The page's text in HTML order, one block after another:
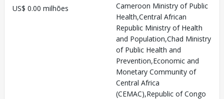
US$ 0.00 milhões
Cameroon Ministry of Public
Health,Central African
Republic Ministry of Health
and Population,Chad Ministry
of Public Health and
Prevention,Economic and
Monetary Community of
Central Africa
(CEMAC),Republic of Congo